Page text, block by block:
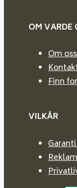
OM VARDE
Om oss
Finn
VILKÅR